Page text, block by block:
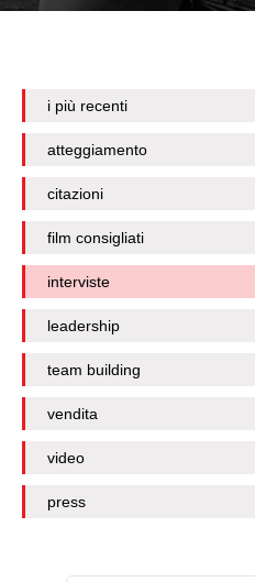
i più recenti
atteggiamento
citazioni
film consigliati
interviste
leadership
team building
vendita
video
press